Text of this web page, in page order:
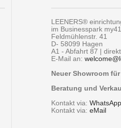
LEENERS®
im Businesspark
Feldmühlenstr. 41
D- 58099 Hagen
A1 - Abfahrt 87 |
E-Mail an: welcome@
Neuer Showroom
Beratung und
Kontakt via: WhatsApp
Kontakt via: eMail